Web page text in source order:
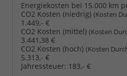
Energiekosten bei 15.000 km
CO2 Kosten (niedrig) (Kosten
1.449,- €
CO2 Kosten (mittel) (Kosten
3.441,38 €
CO2 Kosten (hoch) (Kosten
5.313,- €
Jahressteuer: 183,- €